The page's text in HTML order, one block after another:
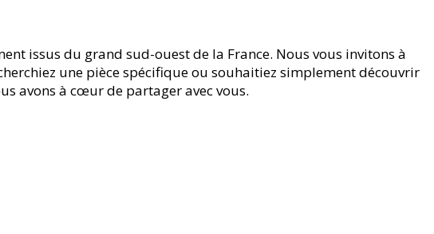
issus du grand sud-ouest de la France. Nous vous invitons à
une pièce spécifique ou souhaitiez simplement découvrir
avons à cœur de partager avec vous.